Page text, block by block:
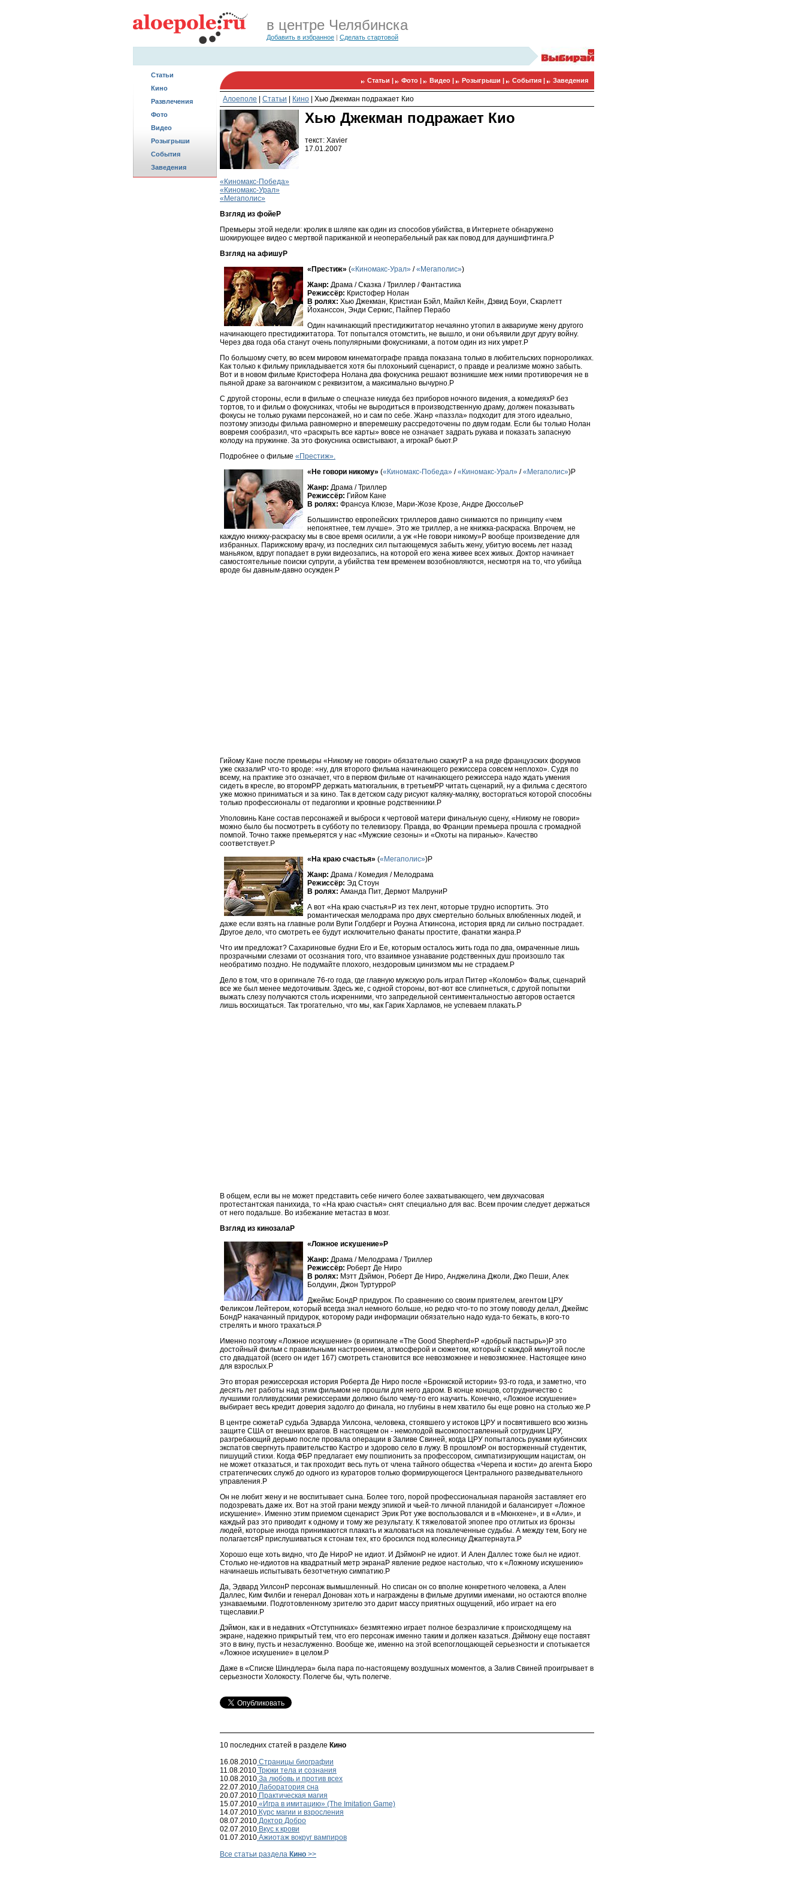
в центре Челябинска
Добавить в избранное | Сделать стартовой
Статьи
Кино
Развлечения
Фото
Видео
Розыгрыши
События
Заведения
Статьи | Фото | Видео | Розыгрыши | События | Заведения
Алоеполе Статьи Кино Хью Джекман подражает Кио
Хью Джекман подражает Кио
текст: Xavier
17.01.2007
«Киномакс-Победа»
«Киномакс-Урал»
«Мегаполис»
Взгляд из фойеP
Премьеры этой недели: кролик в шляпе как один из способов убийства, в Интернете обнаружено
шокирующее видео с мертвой парижанкой и неоперабельный рак как повод для дауншифтинга.P
Взгляд на афишуP
«Престиж» («Киномакс-Урал» /«Мегаполис»)
Жанр: Драма / Сказка / Триллер / Фантастика
Режиссёр: Кристофер Нолан
В ролях: Хью Джекман, Кристиан Бэйл, Майкл Кейн, Дэвид Боуи, Скарлетт
Йоханссон, Энди Серкис, Пайпер Перабо
Один начинающий престидижитатор нечаянно утопил в аквариуме жену другого
начинающего престидижитатора. Тот попытался отомстить, не вышло, и они объявили друг другу войну.
Через два года оба станут очень популярными фокусниками, а потом один из них умрет.P
По большому счету, во всем мировом кинематографе правда показана только в любительских порнороликах.
Как только к фильму прикладывается хотя бы плохонький сценарист, о правде и реализме можно забыть.
Вот и в новом фильме Кристофера Нолана два фокусника решают возникшие меж ними противоречия не в
пьяной драке за вагончиком с реквизитом, а максимально вычурно.P
С другой стороны, если в фильме о спецназе никуда без приборов ночного видения, а комедияхP без
тортов, то и фильм о фокусниках, чтобы не выродиться в производственную драму, должен показывать
фокусы не только руками персонажей, но и сам по себе. Жанр «паззла» подходит для этого идеально,
поэтому эпизоды фильма равномерно и вперемешку рассредоточены по двум годам. Если бы только Нолан
вовремя сообразил, что «раскрыть все карты» вовсе не означает задрать рукава и показать запасную
колоду на пружинке. За это фокусника освистывают, а игрокаP бьют.P
Подробнее о фильме «Престиж».
«Не говори никому» («Киномакс-Победа» /«Киномакс-Урал» /«Мегаполис»)P
Жанр: Драма / Триллер
Режиссёр: Гийом Кане
В ролях: Франсуа Клюзе, Мари-Жозе Крозе, Андре ДюссольеP
Большинство европейских триллеров давно снимаются по принципу «чем
непонятнее, тем лучше». Это же триллер, а не книжка-раскраска. Впрочем, не
каждую книжку-раскраску мы в свое время осилили, а уж «Не говори никому»P вообще произведение для
избранных. Парижскому врачу, из последних сил пытающемуся забыть жену, убитую восемь лет назад
маньяком, вдруг попадает в руки видеозапись, на которой его жена живее всех живых. Доктор начинает
самостоятельные поиски супруги, а убийства тем временем возобновляются, несмотря на то, что убийца
вроде бы давным-давно осужден.P
Гийому Кане после премьеры «Никому не говори» обязательно скажутP а на ряде французских форумов
уже сказалиP что-то вроде: «ну, для второго фильма начинающего режиссера совсем неплохо». Судя по
всему, на практике это означает, что в первом фильме от начинающего режиссера надо ждать умения
сидеть в кресле, во второмPP держать матюгальник, в третьемPP читать сценарий, ну а фильма с десятого
уже можно приниматься и за кино. Так в детском саду рисуют каляку-маляку, восторгаться которой способны
только профессионалы от педагогики и кровные родственники.P
Уполовинь Кане состав персонажей и выброси к чертовой матери финальную сцену, «Никому не говори»
можно было бы посмотреть в субботу по телевизору. Правда, во Франции премьера прошла с громадной
помпой. Точно также премьерятся у нас «Мужские сезоны» и «Охоты на пиранью». Качество
соответствует.P
«На краю счастья» («Мегаполис»)P
Жанр: Драма / Комедия / Мелодрама
Режиссёр: Эд Стоун
В ролях: Аманда Пит, Дермот МалруниP
А вот «На краю счастья»P из тех лент, которые трудно испортить. Это
романтическая мелодрама про двух смертельно больных влюбленных людей, и
даже если взять на главные роли Вупи Голдберг и Роуэна Аткинсона, история вряд ли сильно пострадает.
Другое дело, что смотреть ее будут исключительно фанаты простите, фанатки жанра.P
Что им предложат? Сахариновые будни Его и Ее, которым осталось жить года по два, омраченные лишь
прозрачными слезами от осознания того, что взаимное узнавание родственных душ произошло так
необратимо поздно. Не подумайте плохого, нездоровым цинизмом мы не страдаем.P
Дело в том, что в оригинале 76-го года, где главную мужскую роль играл Питер «Коломбо» Фальк, сценарий
все же был менее медоточивым. Здесь же, с одной стороны, вот-вот все слипнеться, с другой попытки
выжать слезу получаются столь искренними, что запредельной сентиментальностью авторов остается
лишь восхищаться. Так трогательно, что мы, как Гарик Харламов, не успеваем плакать.P
В общем, если вы не может представить себе ничего более захватывающего, чем двухчасовая
протестантская панихида, то «На краю счастья» снят специально для вас. Всем прочим следует держаться
от него подальше. Во избежание метастаз в мозг.
Взгляд из кинозалаP
«Ложное искушение»P
Жанр: Драма / Мелодрама / Триллер
Режиссёр: Роберт Де Ниро
В ролях: Мэтт Дэймон, Роберт Де Ниро, Анджелина Джоли, Джо Пеши, Алек
Болдуин, Джон ТуртурроP
Джеймс БондP придурок. По сравнению со своим приятелем, агентом ЦРУ
Феликсом Лейтером, который всегда знал немного больше, но редко что-то по этому поводу делал, Джеймс
БондP накачанный придурок, которому ради информации обязательно надо куда-то бежать, в кого-то
стрелять и много трахаться.P
Именно поэтому «Ложное искушение» (в оригинале «The Good Shepherd»P «добрый пастырь»)P это
достойный фильм с правильными настроением, атмосферой и сюжетом, который с каждой минутой после
сто двадцатой (всего он идет 167) смотреть становится все невозможнее и невозможнее. Настоящее кино
для взрослых.P
Это вторая режиссерская история Роберта Де Ниро после «Бронкской истории» 93-го года, и заметно, что
десять лет работы над этим фильмом не прошли для него даром. В конце концов, сотрудничество с
лучшими голливудскими режиссерами должно было чему-то его научить. Конечно, «Ложное искушение»
выбирает весь кредит доверия задолго до финала, но глубины в нем хватило бы еще ровно на столько же.P
В центре сюжетаP судьба Эдварда Уилсона, человека, стоявшего у истоков ЦРУ и посвятившего всю жизнь
защите США от внешних врагов. В настоящем он - немолодой высокопоставленный сотрудник ЦРУ,
разгребающий дерьмо после провала операции в Заливе Свиней, когда ЦРУ попыталось руками кубинских
экспатов свергнуть правительство Кастро и здорово село в лужу. В прошломP он восторженный студентик,
пишущий стихи. Когда ФБР предлагает ему пошпионить за профессором, симпатизирующим нацистам, он
не может отказаться, и так проходит весь путь от члена тайного общества «Черепа и кости» до агента Бюро
стратегических служб до одного из кураторов только формирующегося Центрального разведывательного
управления.P
Он не любит жену и не воспитывает сына. Более того, порой профессиональная паранойя заставляет его
подозревать даже их. Вот на этой грани между эпикой и чьей-то личной планидой и балансирует «Ложное
искушение». Именно этим приемом сценарист Эрик Рот уже воспользовался и в «Мюнхене», и в «Али», и
каждый раз это приводит к одному и тому же результату. К тяжеловатой эпопее про отлитых из бронзы
людей, которые иногда принимаются плакать и жаловаться на покалеченные судьбы. А между тем, Богу не
полагаетсяP прислушиваться к стонам тех, кто бросился под колесницу Джаггернаута.P
Хорошо еще хоть видно, что Де НироP не идиот. И ДэймонP не идиот. И Ален Даллес тоже был не идиот.
Столько не-идиотов на квадратный метр экранаP явление редкое настолько, что к «Ложному искушению»
начинаешь испытывать безотчетную симпатию.P
Да, Эдвард УилсонP персонаж вымышленный. Но списан он со вполне конкретного человека, а Ален
Даллес, Ким Филби и генерал Донован хоть и награждены в фильме другими именами, но остаются вполне
узнаваемыми. Подготовленному зрителю это дарит массу приятных ощущений, ибо играет на его
тщеславии.P
Дэймон, как и в недавних «Отступниках» безмятежно играет полное безразличие к происходящему на
экране, надежно прикрытый тем, что его персонаж именно таким и должен казаться. Дэймону еще поставят
это в вину, пусть и незаслуженно. Вообще же, именно на этой всепоглощающей серьезности и спотыкается
«Ложное искушение» в целом.P
Даже в «Списке Шиндлера» была пара по-настоящему воздушных моментов, а Залив Свиней проигрывает в
серьезности Холокосту. Полегче бы, чуть полегче.
10 последних статей в разделе Кино
16.08.2010 Страницы биографии
11.08.2010 Трюки тела и сознания
10.08.2010 За любовь и против всех
22.07.2010 Лаборатория сна
20.07.2010 Практическая магия
15.07.2010 «Игра в имитацию» (The Imitation Game)
14.07.2010 Курс магии и взросления
08.07.2010 Доктор Добро
02.07.2010 Вкус к крови
01.07.2010 Ажиотаж вокруг вампиров
Все статьи раздела Кино >>